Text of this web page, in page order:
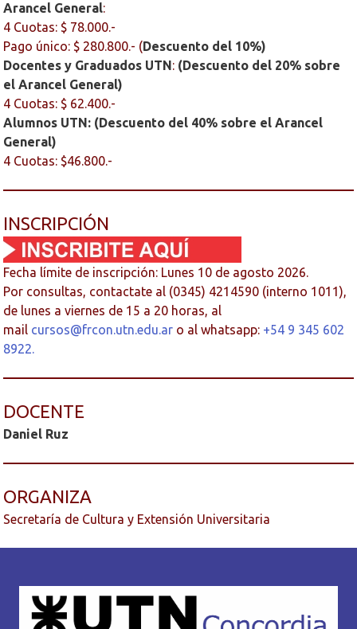
Arancel General:
4 Cuotas: $ 78.000.-
Pago único: $ 280.800.- (Descuento del 10%)
Docentes y Graduados UTN: (Descuento del 20% sobre
el Arancel General)
4 Cuotas: $ 62.400.-
Alumnos UTN: (Descuento del 40% sobre el Arancel
General)
4 Cuotas: $46.800.-
INSCRIPCIÓN
Fecha límite de inscripción: Lunes 10 de agosto 2026.
Por consultas, contactate al (0345) 4214590 (interno 1011),
de lunes a viernes de 15 a 20 horas, al
mail cursos@frcon.utn.edu.ar o al whatsapp: +54 9 345 602
8922.
DOCENTE
Daniel Ruz
ORGANIZA
Secretaría de Cultura y Extensión Universitaria